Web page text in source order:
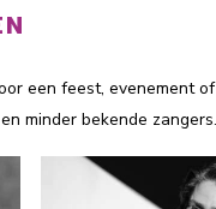
een feest, evenement
minder bekende